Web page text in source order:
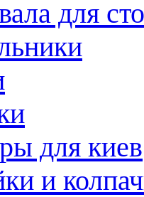
для
для киев
и